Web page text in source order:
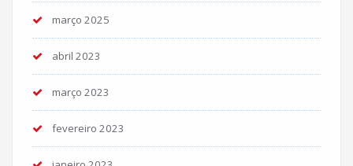
março 2025
abril 2023
março 2023
fevereiro 2023